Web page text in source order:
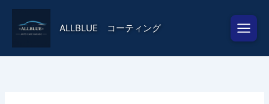
ALLBLUE コーティング